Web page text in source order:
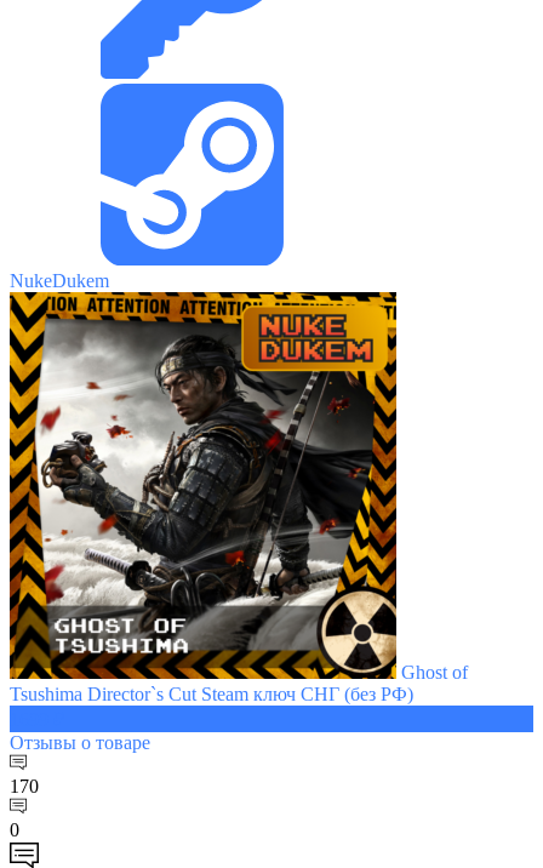
NukeDukem
Ghost of
Tsushima Director`s Cut Steam ключ СНГ (без РФ)
Отзывы о товаре
170
0